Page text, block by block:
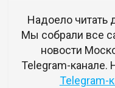
Надоело читать
Мы собрали все
новости
Telegram-канале.
Telegram-